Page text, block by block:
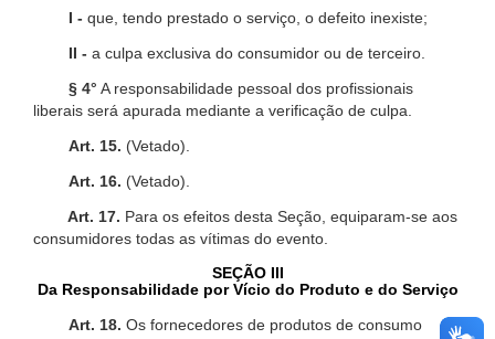
I - que, tendo prestado o serviço, o defeito inexiste;
II - a culpa exclusiva do consumidor ou de terceiro.
§ 4° A responsabilidade pessoal dos profissionais
liberais será apurada mediante a verificação de culpa.
Art. 15. (Vetado).
Art. 16. (Vetado).
Art. 17. Para os efeitos desta Seção, equiparam-se aos
consumidores todas as vítimas do evento.
SEÇÃO III
Da Responsabilidade por Vício do Produto e do Serviço
Art. 18. Os fornecedores de produtos de consumo